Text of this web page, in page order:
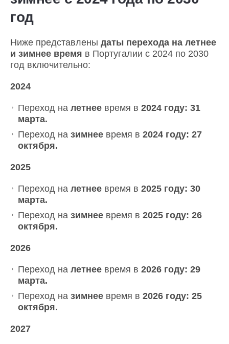
год
Ниже представлены даты перехода на летнее
и зимнее время в Португалии с 2024 по 2030
год включительно:
2024
Переход на летнее время в 2024 году: 31
марта.
Переход на зимнее время в 2024 году: 27
октября.
2025
Переход на летнее время в 2025 году: 30
марта.
Переход на зимнее время в 2025 году: 26
октября.
2026
Переход на летнее время в 2026 году: 29
марта.
Переход на зимнее время в 2026 году: 25
октября.
2027